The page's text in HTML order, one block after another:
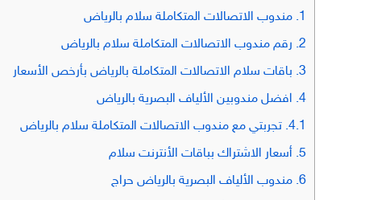
1. مندوب الاتصالات المتكاملة سلام بالرياض
2. رقم مندوب الاتصالات المتكاملة سلام بالرياض
3. باقات سلام الاتصالات المتكاملة بالرياض بأرخص الأسعار
4. افضل مندوبين الألياف البصرية بالرياض
4.1. تجربتي مع مندوب الاتصالات المتكاملة سلام بالرياض
5. أسعار الاشتراك بباقات الأنترنت سلام
6. مندوب الألياف البصرية بالرياض حراج